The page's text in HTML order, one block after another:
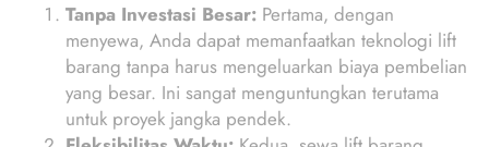
Tanpa Investasi Besar: Pertama, dengan
menyewa, Anda dapat memanfaatkan teknologi lift
barang tanpa harus mengeluarkan biaya pembelian
yang besar. Ini sangat menguntungkan terutama
untuk proyek jangka pendek.